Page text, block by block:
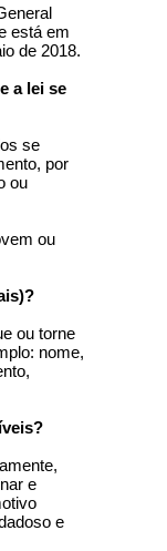
está em
de 2018.
a lei se
se
por
ou
ou
ou torne
nome,
e
e